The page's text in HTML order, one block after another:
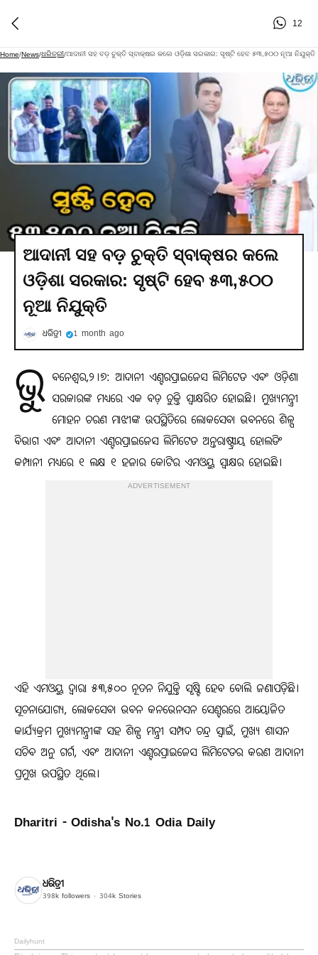
12
Home/News/ଧରିତ୍ରୀ/ଆଦାନୀ ସହ ବଡ଼ ଚୁକ୍ତି ସ୍ବାକ୍ଷର କଲେ ଓଡ଼ିଶା ସରକାର: ସୃଷ୍ଟି ହେବ ୫୩,୫୦୦ ନୂଆ ନିଯୁକ୍ତି
ଆଦାନୀ ସହ ବଡ଼ ଚୁକ୍ତି ସ୍ବାକ୍ଷର କଲେ
ଓଡ଼ିଶା ସରକାର: ସୃଷ୍ଟି ହେବ ୫୩,୫୦୦
ନୂଆ ନିଯୁକ୍ତି
ଧରିତ୍ରୀ 1 month ago
ଭୁ ବନେଶ୍ୱର,୨।୭: ଆଦାନୀ ଏଣ୍ଟରପ୍ରାଇଜେସ ଲିମିଟେଡ ଏବଂ ଓଡ଼ିଶା
ସରକାରଙ୍କ ମଧ୍ୟରେ ଏକ ବଡ଼ ଚୁକ୍ତି ସ୍ବାକ୍ଷରିତ ହୋଇଛି। ମୁଖ୍ୟମନ୍ତ୍ରୀ
ମୋହନ ଚରଣ ମାଝୀଙ୍କ ଉପସ୍ଥିତିରେ ଲୋକସେବା ଭବନରେ ଶିଳ୍ପ
ବିଭାଗ ଏବଂ ଆଦାନୀ ଏଣ୍ଟରପ୍ରାଇଜେସ ଲିମିଟେଡ ଅନ୍ତରାଷ୍ଟ୍ରୀୟ ହୋଲଡିଂ
କମ୍ପାନୀ ମଧ୍ୟରେ ୧ ଲକ୍ଷ ୧ ହଜାର କୋଟିର ଏମଓୟୁ ସ୍ବାକ୍ଷର ହୋଇଛି।
ADVERTISEMENT
ଏହି ଏମଓୟୁ ଦ୍ବାରା ୫୩,୫୦୦ ନୂତନ ନିଯୁକ୍ତି ସୃଷ୍ଟି ହେବ ବୋଲି ଜଣାପଡ଼ିଛି।
ସୂଚନାଯୋଗ୍ୟ, ଲୋକସେବା ଭବନ କନଭେନସନ ସେଣ୍ଟରରେ ଆୟୋଜିତ
କାର୍ଯ୍ୟକ୍ରମ ମୁଖ୍ୟମନ୍ତ୍ରୀଙ୍କ ସହ ଶିଳ୍ପ ମନ୍ତ୍ରୀ ସମ୍ପଦ ଚନ୍ଦ୍ର ସ୍ବାଇଁ, ମୁଖ୍ୟ ଶାସନ
ସଚିବ ଅନୁ ଗର୍ଗ, ଏବଂ ଆଦାନୀ ଏଣ୍ଟରପ୍ରାଇଜେସ ଲିମିଟେଡର କରଣ ଆଦାନୀ
ପ୍ରମୁଖ ଉପସ୍ଥିତ ଥିଲେ।
Dharitri - Odisha's No.1 Odia Daily
ଧରିତ୍ରୀ
398k followers 304k Stories
Dailyhunt